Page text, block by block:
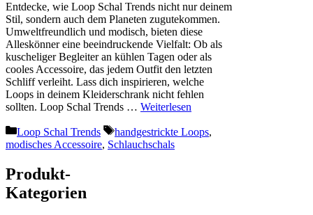
Entdecke, wie Loop Schal Trends nicht nur deinem
Stil, sondern auch dem Planeten zugutekommen.
Umweltfreundlich und modisch, bieten diese
Alleskönner eine beeindruckende Vielfalt: Ob als
kuscheliger Begleiter an kühlen Tagen oder als
cooles Accessoire, das jedem Outfit den letzten
Schliff verleiht. Lass dich inspirieren, welche
Loops in deinem Kleiderschrank nicht fehlen
sollten. Loop Schal Trends … Weiterlesen
Kategorien
Loop Schal Trends Schlagwörter
handgestrickte Loops,
modisches Accessoire, Schlauchschals
Produkt-
Kategorien